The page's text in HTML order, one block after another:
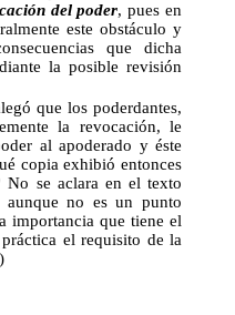
del poder, pues en
este obstáculo y
que dicha
la posible revisión
que los poderdantes,
la revocación, le
al apoderado y éste
copia exhibió entonces
No se aclara en el texto
aunque no es un punto
importancia que tiene el
el requisito de la